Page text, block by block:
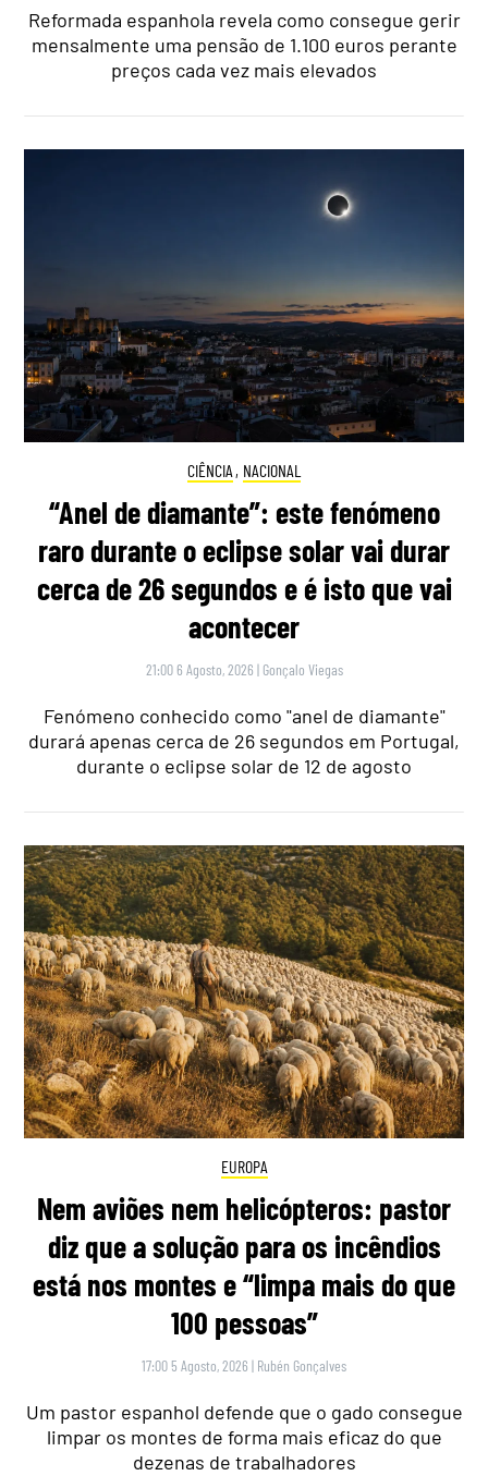
Reformada espanhola revela como consegue gerir
mensalmente uma pensão de 1.100 euros perante
preços cada vez mais elevados
CIÊNCIA , NACIONAL
“Anel de diamante”: este fenómeno
raro durante o eclipse solar vai durar
cerca de 26 segundos e é isto que vai
acontecer
21:00 6 Agosto, 2026 | Gonçalo Viegas
Fenómeno conhecido como "anel de diamante"
durará apenas cerca de 26 segundos em Portugal,
durante o eclipse solar de 12 de agosto
EUROPA
Nem aviões nem helicópteros: pastor
diz que a solução para os incêndios
está nos montes e “limpa mais do que
100 pessoas”
17:00 5 Agosto, 2026 | Rubén Gonçalves
Um pastor espanhol defende que o gado consegue
limpar os montes de forma mais eficaz do que
dezenas de trabalhadores